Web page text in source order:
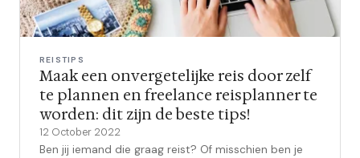
REISTIPS
Maak een onvergetelijke reis door zelf
te plannen en freelance reisplanner te
worden: dit zijn de beste tips!
12 October 2022
Ben jij iemand die graag reist? Of misschien ben je